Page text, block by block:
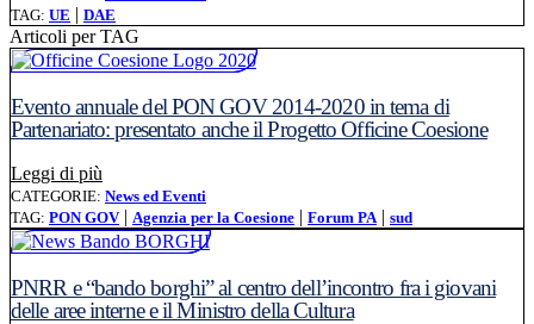
TAG: UE | DAE
Articoli per TAG
Evento annuale del PON GOV 2014-2020 in tema di
Partenariato: presentato anche il Progetto Officine Coesione
Leggi di più
CATEGORIE: News ed Eventi
TAG: PON GOV| Agenzia per la Coesione | Forum PA | sud
PNRR e “bando borghi” al centro dell’incontro fra i giovani
delle aree interne e il Ministro della Cultura